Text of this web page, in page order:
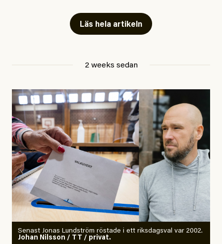
skriver för? Vad betyder det att vara en ”röd, grön och
oberoende” tidning? Och vad är egentligen bra
utpekas som israelisk infiltratör”. Enligt ingressen
handlar artikeln om en person vars ”bakgrund skapar
splittring och oro i rörelsen”. Problemet är att artikeln
skapar betydligt mer oro i palestinarörelsen – och den
oberoende vänstern – än den porträtterade personen
eller dess bakgrund.
Det finns en väldigt enkel regel inom alla politiska
rörelser när det gäller misstänkta infiltratörer:
Antingen har en bevis på att de är infiltratörer, och då
ska en gå ut med det så fort det bara går för att skydda
Läs hela artikeln
2 weeks sedan
Senast Jonas Lundström röstade i ett riksdagsval var 2002.
Johan Nilsson / TT / privat.